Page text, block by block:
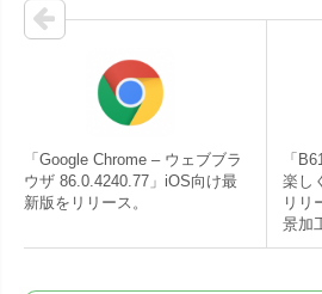
「Google Chrome – ウェブブラ
ウザ 86.0.4240.77」iOS向け最
新版をリリース。
「
楽し
リリ
景加